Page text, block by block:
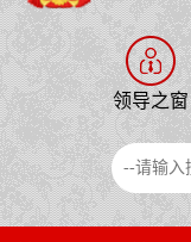
领导之窗